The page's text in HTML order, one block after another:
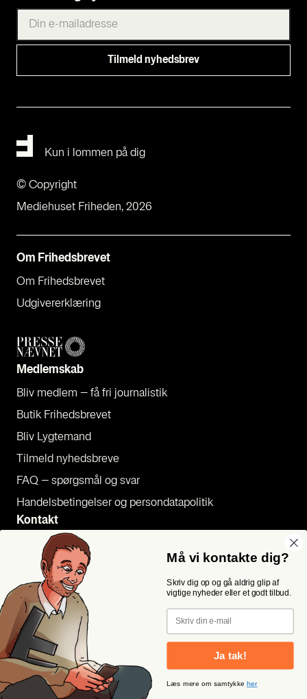
Om Fri­heds­bre­vet
Om Fri­heds­bre­vet
Udgi­ve­rer­klæ­ring
Med­lem­skab
Bliv med­lem – få fri jour­na­li­stik
Butik Fri­heds­bre­vet
Bliv Lyg­te­mand
Til­meld nyheds­bre­ve
FAQ – spørgs­mål og svar
Han­dels­be­tin­gel­ser og per­son­da­ta­po­li­tik
Kon­takt
Pres­se
Send et tip
Kon­takt os
Følg os
Kun i lommen på dig
Mediehuset Friheden, 2026
© Copyright
Må vi kontakte dig?
Skriv dig op og gå aldrig glip af
vigtige nyheder eller et godt tilbud.
Email
Ja tak!
Læs mere om samtykke her